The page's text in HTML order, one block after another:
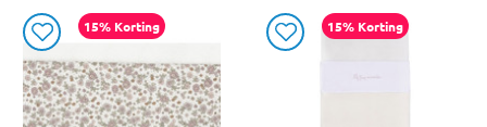
15% Korting 15% Korting